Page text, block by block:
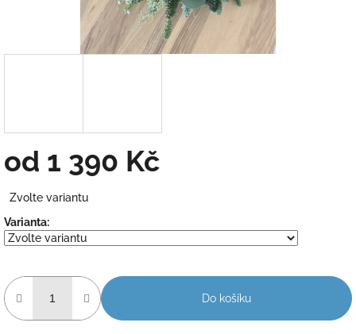
od 1 390 Kč
cena:
Zvolte variantu
Varianta:
Do košíku